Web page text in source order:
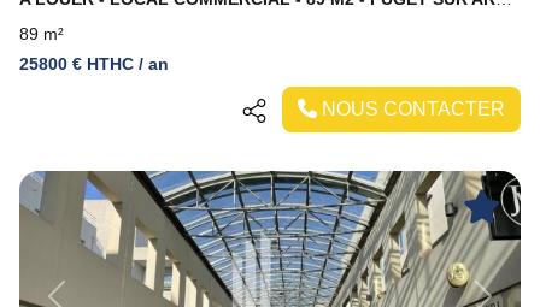
89 m²
25800 € HTHC / an
NOUS CONTACTER